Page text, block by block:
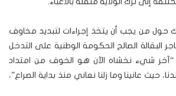
حول من يجب أن يتخذ إجراءات لتبديد مخاوف
البقالة الصالح الحكومة الوطنية على التدخل
“آخر شيء نخشاه الآن هو الخوف من امتداد
حيث عانينا وما زلنا نعاني منذ بداية الصراع”،